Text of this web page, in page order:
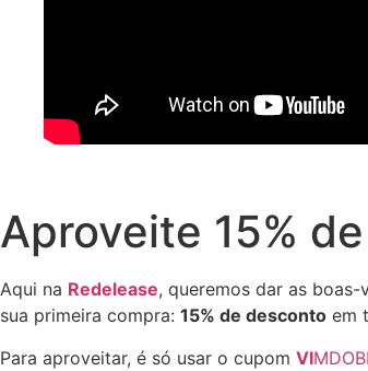
Aproveite 15%
Aqui na Redelease, queremos dar as
sua primeira compra: 15% de desconto em
Para aproveitar, é só usar o cupom VI